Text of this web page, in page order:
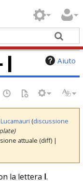
Aiuto
Lucamauri (discussione
attuale (diff) |
la lettera I.